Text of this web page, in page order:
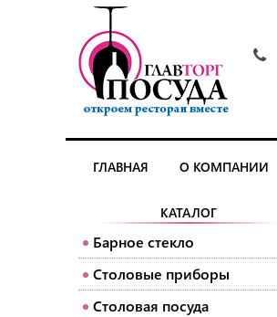
ГЛАВНАЯ О КОМПАНИИ
КАТАЛОГ
Барное стекло
Столовые приборы
Столовая посуда